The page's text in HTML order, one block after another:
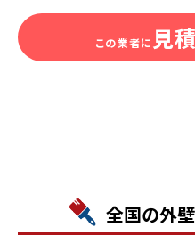
この業者に 見
全国の外